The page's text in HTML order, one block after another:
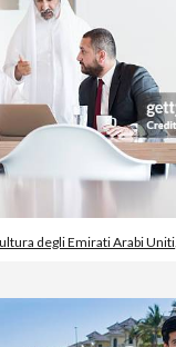
degli Emirati Arabi Uniti